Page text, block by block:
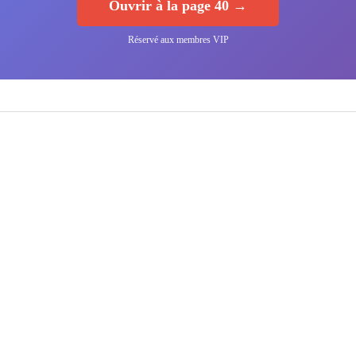
Ouvrir à la page 40 →
Réservé aux membres VIP